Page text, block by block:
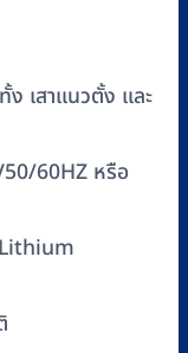
เสาแนวตั้ง และ
60HZ หรือ
Lithium